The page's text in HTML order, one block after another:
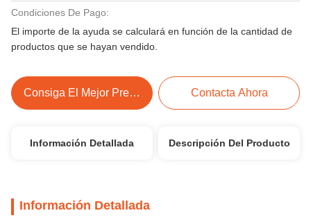
Condiciones De Pago:
El importe de la ayuda se calculará en función de la cantidad de
productos que se hayan vendido.
Consiga El Mejor Precio Contacta Ahora
Información Detallada Descripción Del Producto
Información Detallada